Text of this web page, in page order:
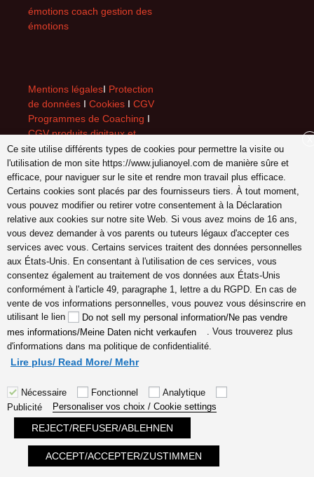
émotions coach gestion des
émotions
Mentions légalesI Protection
de données I Cookies I CGV
Programmes de Coaching I
CGV produits digitaux et
accessoires de coachingI
contactI © 2013-2025 Julia
Noyel Copyright. Tous droits
réservés.
Photos:
https://alicedardun.com,
aurélie di Pietro,
https://fr.fotolia.com and
https://www.pexels.com,
https://pixabay.com,
https://create.vista.com, font
by Sam Parrett,
Mon site Web peut contenir
des liens d'affiliation, je peux
commission lorsque vous
effectuez un achat via des
liens sans frais
Ce site utilise différents types de cookies pour permettre la visite ou
l'utilisation de mon site https://www.julianoyel.com de manière sûre et
efficace, pour naviguer sur le site et rendre mon travail plus efficace.
Certains cookies sont placés par des fournisseurs tiers. À tout moment,
vous pouvez modifier ou retirer votre consentement à la Déclaration
relative aux cookies sur notre site Web. Si vous avez moins de 16 ans,
vous devez demander à vos parents ou tuteurs légaux d'accepter ces
services avec vous. Certains services traitent des données personnelles
aux États-Unis. En consentant à l'utilisation de ces services, vous
consentez également au traitement de vos données aux États-Unis
conformément à l'article 49, paragraphe 1, lettre a du RGPD. En cas de
vente de vos informations personnelles, vous pouvez vous désinscrire en
utilisant le lien
Do not sell my personal information/Ne pas vendre
mes informations/Meine Daten nicht verkaufen
. Vous trouverez plus
d'informations dans ma politique de confidentialité.
Lire plus/ Read More/ Mehr
Nécessaire Fonctionnel
Analytique
Publicité
Personaliser vos choix / Cookie settings
REJECT/REFUSER/ABLEHNEN
ACCEPT/ACCEPTER/ZUSTIMMEN